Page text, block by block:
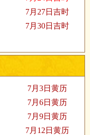
7月27日吉时
7月30日吉时
7月3日黄历
7月6日黄历
7月9日黄历
7月12日黄历